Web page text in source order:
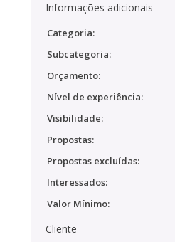
Informações adicionais
Categoria:
Subcategoria:
Orçamento:
Nível de experiência:
Visibilidade:
Propostas:
Propostas excluídas:
Interessados:
Valor Mínimo:
Cliente